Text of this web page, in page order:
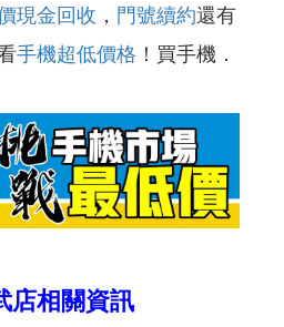
現金回收 ， 門號續約還有
手機超低價格 ！買手機．
店相關資訊